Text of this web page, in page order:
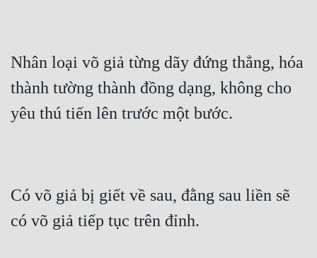
Nhân loại võ giả từng dãy đứng thẳng, hóa
thành tường thành đồng dạng, không cho
yêu thú tiến lên trước một bước.
Có võ giả bị giết về sau, đằng sau liền sẽ
có võ giả tiếp tục trên đỉnh.